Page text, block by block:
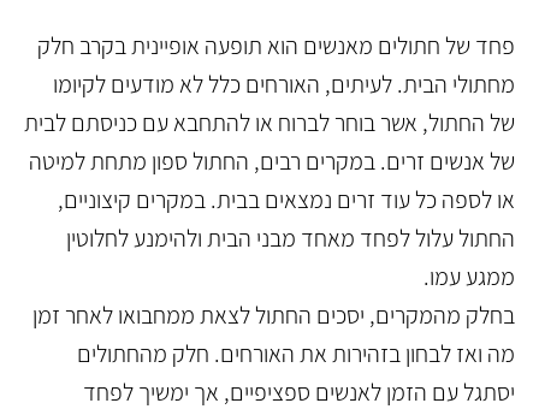
פחד של חתולים מאנשים הוא תופעה אופיינית בקרב חלק
מחתולי הבית. לעיתים, האורחים כלל לא מודעים לקיומו
של החתול, אשר בוחר לברוח או להתחבא עם כניסתם לבית
של אנשים זרים. במקרים רבים, החתול ספון מתחת למיטה
או לספה כל עוד זרים נמצאים בבית. במקרים קיצוניים,
החתול עלול לפחד מאחד מבני הבית ולהימנע לחלוטין
ממגע עמו.
בחלק מהמקרים, יסכים החתול לצאת ממחבואו לאחר זמן
מה ואז לבחון בזהירות את האורחים. חלק מהחתולים
יסתגל עם הזמן לאנשים ספציפיים, אך ימשיך לפחד